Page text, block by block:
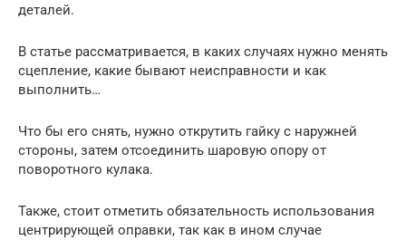
деталей.
В статье рассматривается, в каких случаях нужно менять
сцепление, какие бывают неисправности и как
выполнить…
Что бы его снять, нужно открутить гайку с наружней
стороны, затем отсоединить шаровую опору от
поворотного кулака.
Также, стоит отметить обязательность использования
центрирующей оправки, так как в ином случае